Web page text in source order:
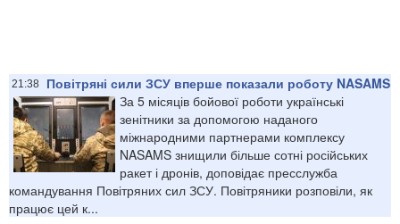
21:38
Повітряні сили ЗСУ вперше показали роботу NASAMS
За 5 місяців бойової роботи українські
зенітники за допомогою наданого
міжнародними партнерами комплексу
NASAMS знищили більше сотні російських
ракет і дронів, доповідає пресслужба
командування Повітряних сил ЗСУ. Повітряники розповіли, як
працює цей к...